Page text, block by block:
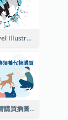
World Travel Illustration
支持領養代替購買插圖